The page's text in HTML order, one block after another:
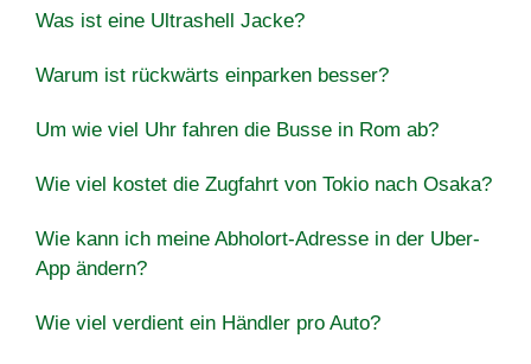
Was ist eine Ultrashell Jacke?
Warum ist rückwärts einparken besser?
Um wie viel Uhr fahren die Busse in Rom ab?
Wie viel kostet die Zugfahrt von Tokio nach Osaka?
Wie kann ich meine Abholort-Adresse in der Uber-
App ändern?
Wie viel verdient ein Händler pro Auto?